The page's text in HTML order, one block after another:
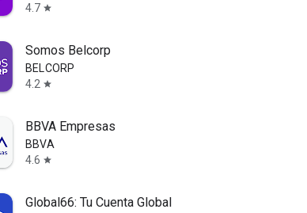
4.7 star
Somos Belcorp
BELCORP
4.2 star
BBVA Empresas
BBVA
4.6 star
Global66: Tu Cuenta Global